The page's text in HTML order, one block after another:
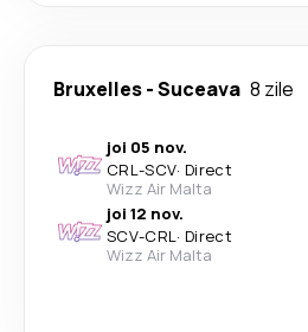
Bruxelles-Suceava 8 zile
joi 05 nov.
CRL-SCV· Direct
Wizz Air Malta
joi 12 nov.
SCV-CRL· Direct
Wizz Air Malta